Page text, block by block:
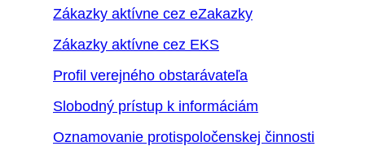
Zákazky aktívne cez eZakazky
Zákazky aktívne cez EKS
Profil verejného obstarávateľa
Slobodný prístup k informáciám
Oznamovanie protispoločenskej činnosti